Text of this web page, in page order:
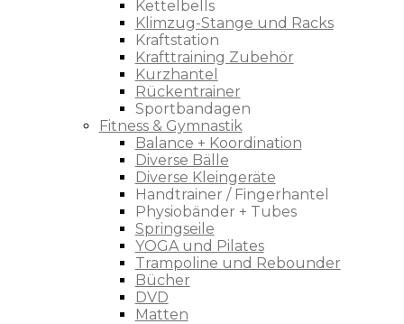
Kettelbells
Klimzug-Stange und Racks
Kraftstation
Krafttraining Zubehör
Kurzhantel
Rückentrainer
Sportbandagen
Fitness & Gymnastik
Balance + Koordination
Diverse Bälle
Diverse Kleingeräte
Handtrainer / Fingerhantel
Physiobänder + Tubes
Springseile
YOGA und Pilates
Trampoline und Rebounder
Bücher
DVD
Matten